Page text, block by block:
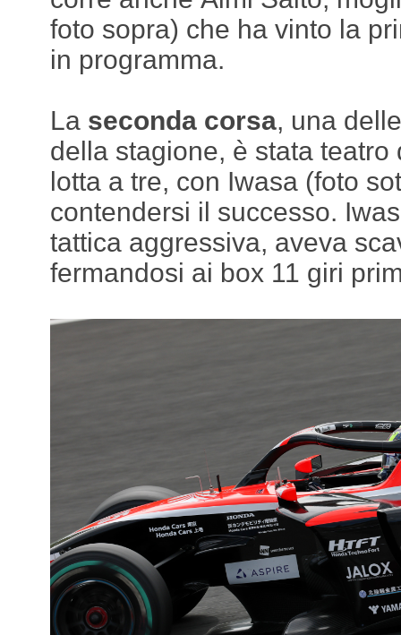
foto sopra) che ha vinto la
in programma.
La seconda corsa, una
della stagione, è stata teatro
lotta a tre, con Iwasa (foto
contendersi il successo.
tattica aggressiva, aveva
fermandosi ai box 11 giri